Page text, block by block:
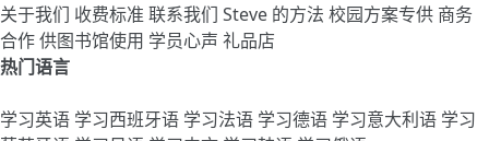
关于我们 收费标准 联系我们 Steve 的方法 校园方案专供 商务
合作供图书馆使用 学员心声 礼品店
热门语言
学习英语 学习西班牙语 学习法语 学习德语 学习意大利语 学习